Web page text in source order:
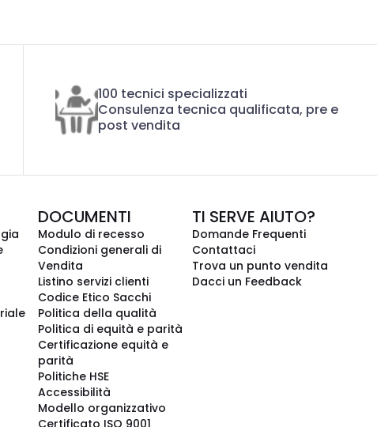
100 tecnici specializzati
Consulenza tecnica qualificata, pre e
post vendita
DOCUMENTI
Modulo di recesso
Condizioni generali di
Vendita
Listino servizi clienti
Codice Etico Sacchi
Politica della qualità
Politica di equità e parità
Certificazione equità e
parità
Politiche HSE
Accessibilità
Modello organizzativo
Certificato ISO 9001
TI SERVE AIUTO?
Domande Frequenti
Contattaci
Trova un punto vendita
Dacci un Feedback